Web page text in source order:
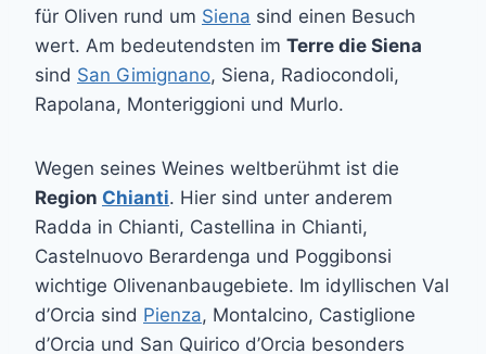
für Oliven rund um Siena sind einen Besuch
wert. Am bedeutendsten im Terre die Siena
sind San Gimignano, Siena, Radiocondoli,
Rapolana, Monteriggioni und Murlo.
Wegen seines Weines weltberühmt ist die
Region Chianti. Hier sind unter anderem
Radda in Chianti, Castellina in Chianti,
Castelnuovo Berardenga und Poggibonsi
wichtige Olivenanbaugebiete. Im idyllischen Val
d’Orcia sind Pienza, Montalcino, Castiglione
d’Orcia und San Quirico d’Orcia besonders